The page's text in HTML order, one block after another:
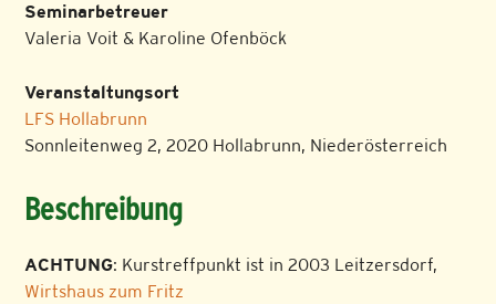
Seminarbetreuer
Valeria Voit & Karoline Ofenböck
Veranstaltungsort
LFS Hollabrunn
Sonnleitenweg 2, 2020 Hollabrunn, Niederösterreich
Beschreibung
ACHTUNG: Kurstreffpunkt ist in 2003 Leitzersdorf,
Wirtshaus zum Fritz